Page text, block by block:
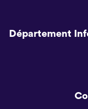
Département